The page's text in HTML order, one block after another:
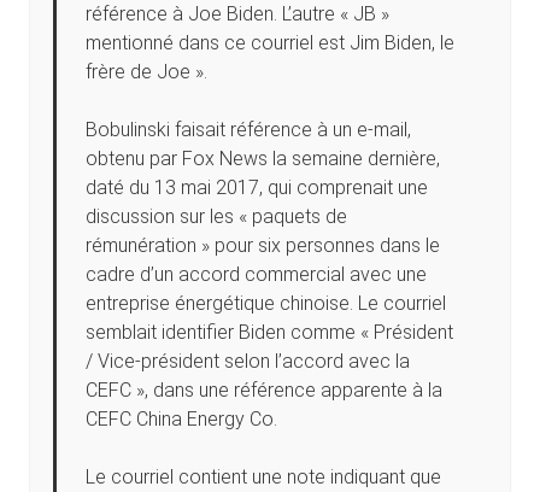
référence à Joe Biden. L’autre « JB »
mentionné dans ce courriel est Jim Biden, le
frère de Joe ».
Bobulinski faisait référence à un e-mail,
obtenu par Fox News la semaine dernière,
daté du 13 mai 2017, qui comprenait une
discussion sur les « paquets de
rémunération » pour six personnes dans le
cadre d’un accord commercial avec une
entreprise énergétique chinoise. Le courriel
semblait identifier Biden comme « Président
/ Vice-président selon l’accord avec la
CEFC », dans une référence apparente à la
CEFC China Energy Co.
Le courriel contient une note indiquant que